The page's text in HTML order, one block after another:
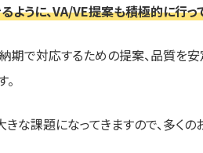
うに、VA/VE提案も積極的に行っ
期で対応するための提案、品質を
な課題になってきますので、多く